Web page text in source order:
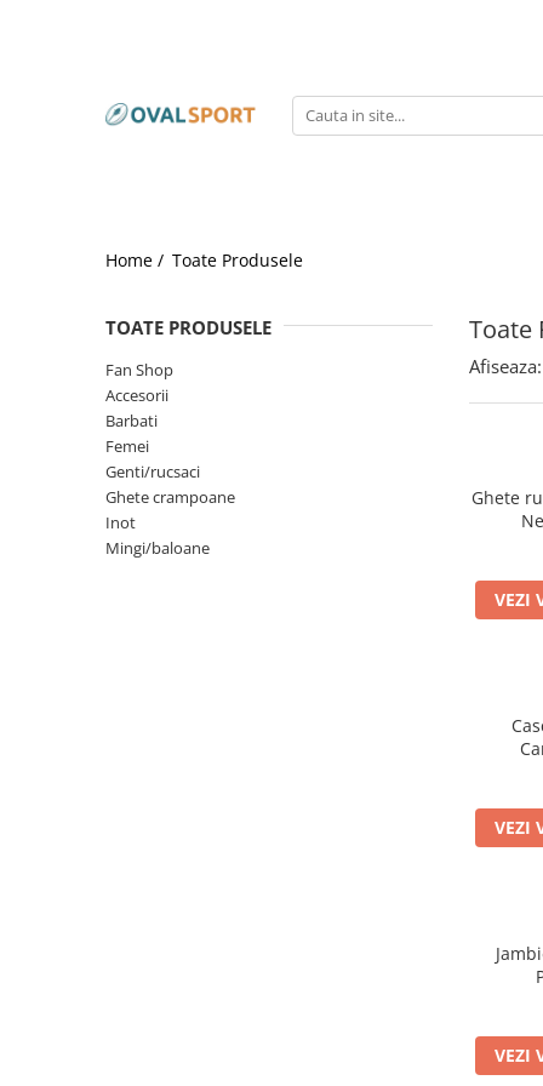
Imbracaminte
Imbracaminte
Home / Toate Produsele
Toate
TOATE PRODUSELE
Fan Shop
Accesorii
Barbati
Femei
Genti/rucsaci
Ghete crampoane
Inot
Mingi/baloane
Afiseaza:
Ghete
VEZI
VEZI
VEZI